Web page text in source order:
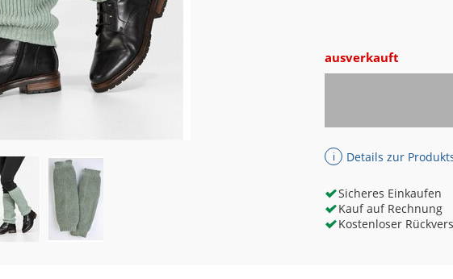
ausverkauft
ℹ Details zur
Sicheres Einkaufen
Kauf auf Rechnung
Kostenloser